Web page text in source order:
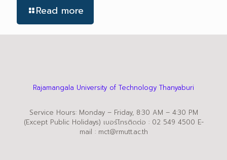
Read more
Rajamangala University of Technology Thanyaburi
Service Hours: Monday – Friday, 8:30 AM – 4:30 PM
(Except Public Holidays) เบอร์โทรติดต่อ : 02 549 4500 E-
mail : mct@rmutt.ac.th